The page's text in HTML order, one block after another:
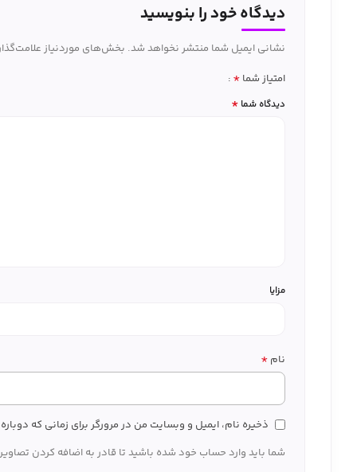
دیدگاه خود را بنویسید
نشانی ایمیل شما منتشر نخواهد شد. بخش‌های موردنیاز
امتیاز شما *
دیدگاه شما *
مزایا
نام *
ذخیره نام، ایمیل و وبسایت من در مرورگر برای زمانی که
شما باید وارد حساب خود شده باشید تا قادر به اضافه کردن